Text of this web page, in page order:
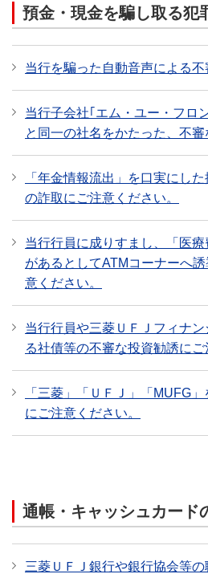
預金・現金を騙し取る犯
当行を騙った自動音声による不
当行子会社｢エム・ユー・フロ
と同一の社名をかたった、不審
「年金情報流出」を口実にし
の詐取にご注意ください。
当行行員に成りすまし、「医
があるとしてATMコーナーへ
意ください。
当行行員や三菱ＵＦＪフィナ
る社債等の不審な投資勧誘にご
「三菱」「ＵＦＪ」「MUFG
にご注意ください。
通帳・キャッシュカード
三菱ＵＦＪ銀行や銀行協会等